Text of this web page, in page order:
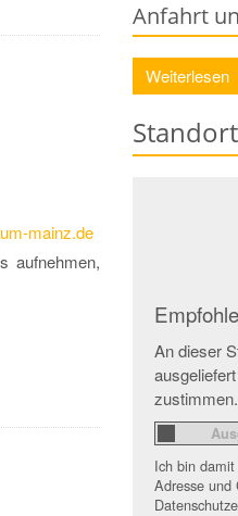
Anfahrt
Weiterlesen
An dieser
zustimmen.
Ich bin
Adresse
mainz.de
aufnehmen,